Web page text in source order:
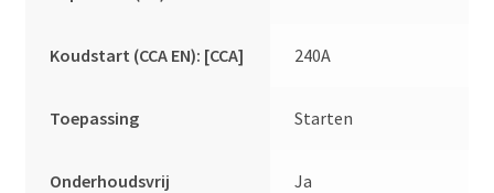
Koudstart (CCA EN): [CCA] 240A
Toepassing Starten
Onderhoudsvrij Ja